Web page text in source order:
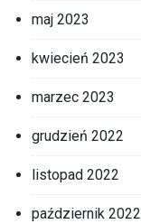
maj 2023
kwiecień 2023
marzec 2023
grudzień 2022
listopad 2022
październik 2022